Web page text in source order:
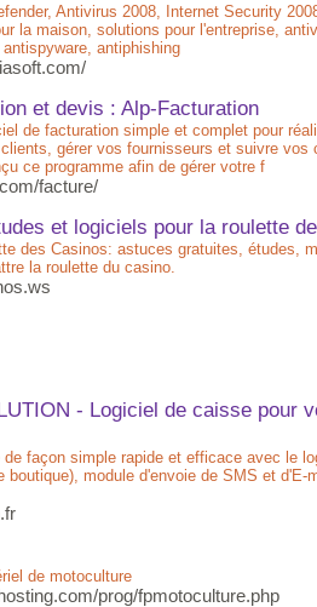
Antivirus 2008, Internet Security
la maison, solutions pour l'entreprise,
antiphishing
et devis : Alp-Facturation
de facturation simple et complet pour
gérer vos fournisseurs et suivre vos
ce programme afin de gérer votre f
facture/
et logiciels pour la roulette
des Casinos: astuces gratuites, études,
la roulette du casino.
- Logiciel de caisse pour
façon simple rapide et efficace avec le
boutique), module d'envoie de SMS et d'E-
de motoculture
prog/fpmotoculture.php